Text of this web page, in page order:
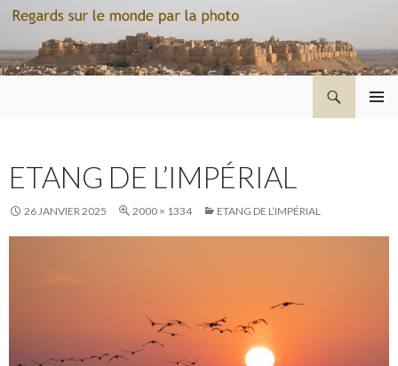
ETANG DE L’IMPÉRIAL
26 JANVIER 2025 2000 × 1334 ETANG DE L’IMPÉRIAL